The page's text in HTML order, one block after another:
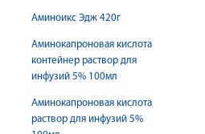
Аминоикс Эдж 420г
Аминокапроновая кислота
контейнер раствор для
инфузий 5% 100мл
Аминокапроновая кислота
раствор для инфузий 5%